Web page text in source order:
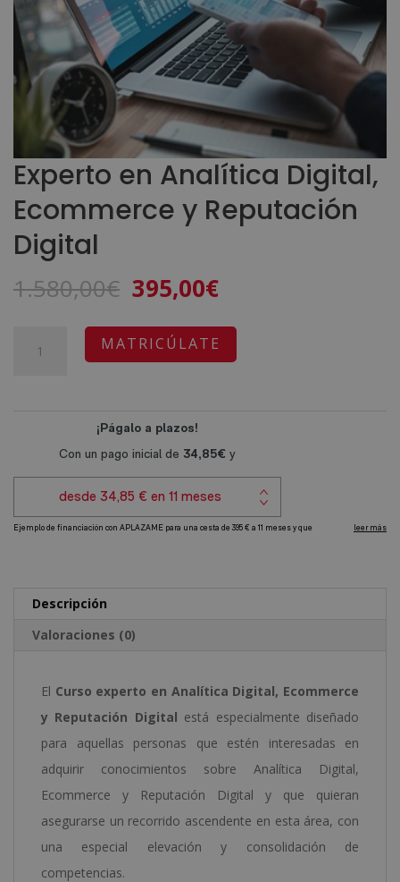
Experto en Analítica Digital,
Ecommerce y Reputación
Digital
1.580,00€ El
original
era:
395,00€El
actual
es:
Reputación
Digital
MATRICÚLATE
t
Descripción
Valoraciones (0)
El Curso experto en Analítica Digital, Ecommerce
y Reputación Digital está especialmente diseñado
para aquellas personas que estén interesadas en
adquirir conocimientos sobre Analítica Digital,
Ecommerce y Reputación Digital y que quieran
asegurarse un recorrido ascendente en esta área, con
una especial elevación y consolidación de
competencias.